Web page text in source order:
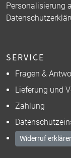
Personalisierung
SERVICE
Fragen &
Lieferung und
Zahlung
Widerruf